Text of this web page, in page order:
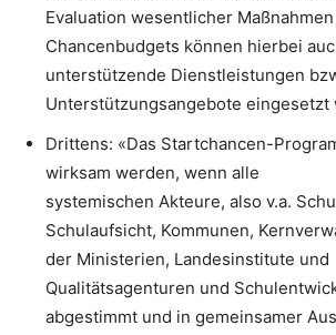
Evaluation wesentlicher
Chancenbudgets können hierbei
unterstützende Dienstleistungen
Unterstützungsangebote eingesetzt
Drittens: «Das Startchancen-
wirksam werden, wenn alle
systemischen Akteure, also v.a.
Schulaufsicht, Kommunen,
der Ministerien, Landesinstitute und
Qualitätsagenturen und
abgestimmt und in gemeinsamer